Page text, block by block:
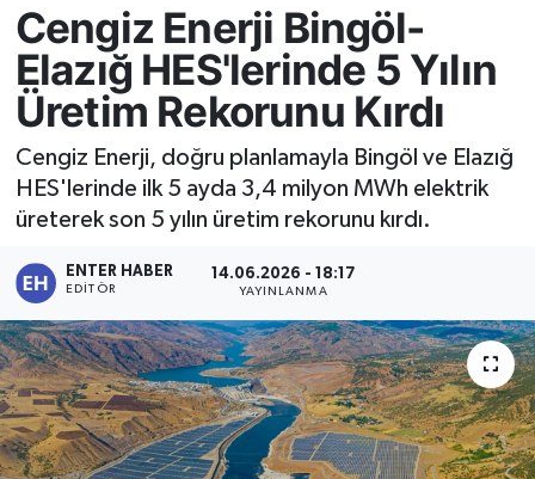
Cengiz Enerji Bingöl-
Elazığ HES'lerinde 5 Yılın
Üretim Rekorunu Kırdı
Cengiz Enerji, doğru planlamayla Bingöl ve Elazığ
HES'lerinde ilk 5 ayda 3,4 milyon MWh elektrik
üreterek son 5 yılın üretim rekorunu kırdı.
ENTER HABER
EDITÖR
14.06.2026 - 18:17
YAYINLANMA